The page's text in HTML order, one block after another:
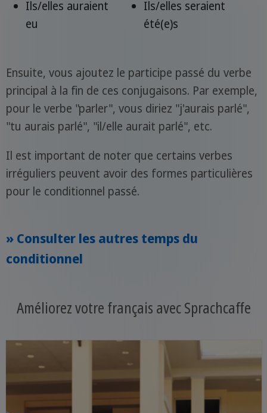
Ils/elles auraient
eu
Ils/elles seraient
été(e)s
Ensuite, vous ajoutez le participe passé du verbe
principal à la fin de ces conjugaisons. Par exemple,
pour le verbe "parler", vous diriez "j'aurais parlé",
"tu aurais parlé", "il/elle aurait parlé", etc.
Il est important de noter que certains verbes
irréguliers peuvent avoir des formes particulières
pour le conditionnel passé.
» Consulter les autres temps du
conditionnel
Améliorez votre français avec Sprachcaffe